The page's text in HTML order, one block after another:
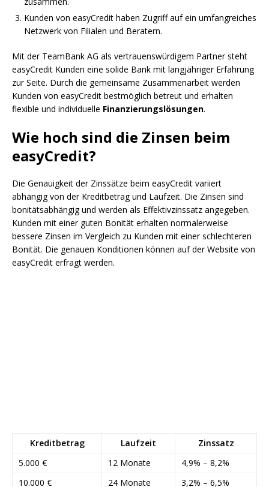
Kunden von easyCredit haben Zugriff auf ein umfangreiches
Netzwerk von Filialen und Beratern.
Mit der TeamBank AG als vertrauenswürdigem Partner steht
easyCredit Kunden eine solide Bank mit langjähriger Erfahrung
zur Seite. Durch die gemeinsame Zusammenarbeit werden
Kunden von easyCredit bestmöglich betreut und erhalten
flexible und individuelle Finanzierungslösungen.
Wie hoch sind die Zinsen beim
easyCredit?
Die Genauigkeit der Zinssätze beim easyCredit variiert
abhängig von der Kreditbetrag und Laufzeit. Die Zinsen sind
bonitätsabhängig und werden als Effektivzinssatz angegeben.
Kunden mit einer guten Bonität erhalten normalerweise
bessere Zinsen im Vergleich zu Kunden mit einer schlechteren
Bonität. Die genauen Konditionen können auf der Website von
easyCredit erfragt werden.
Kreditbetrag Laufzeit
Zinssatz
5.000 €
12 Monate
4,9% – 8,2%
10.000 €
24 Monate 3,2% – 6,5%